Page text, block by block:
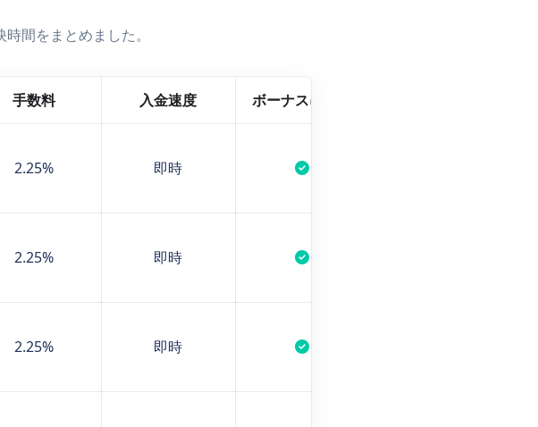
間をまとめました。
手数料 入金速度 ボーナスに対応
2.25% 即時
2.25% 即時
2.25% 即時